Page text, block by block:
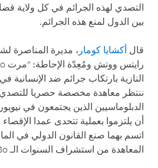
التصدي لهذه الجرائم في كل ولاية
بين الدول لمنع هذه الجرائم.
قال أكشايا كومار ، مديرة المناصرة
النازية بارتكاب جرائم ضد الإنسانية
ننتظر معاهدة مخصصة حصريا للتصدي
الدبلوماسيين الذين يجتمعون في
أن يلتزموا بعملية تتحدى عمدا الإقصاء
اتسم بهما صنع القانون الدولي في
المعاهدة من استشراف السنوات الـ 80 القادمة بشكل أفضل".